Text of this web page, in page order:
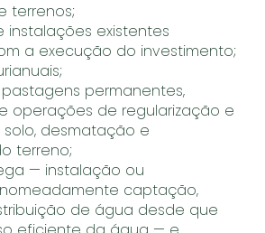
terrenos;
instalações existentes
a execução do investimento;
permanentes,
operações de regularização e
desmatação e
terreno;
— instalação ou
captação,
de água desde que